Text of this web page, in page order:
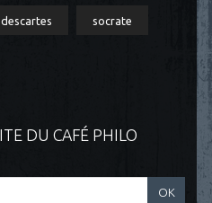
descartes socrate
DU CAFÉ PHILO